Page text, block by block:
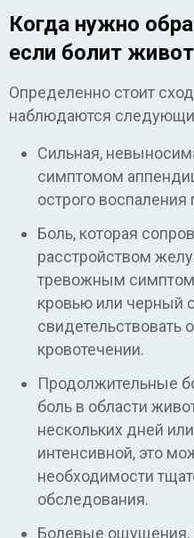
Когда нужно
если болит живот
Определенно стоит
наблюдаются
Сильная,
симптомом
острого
Боль, которая
расстройством
тревожным
кровью или черный
свидетельствовать
кровотечении.
Продолжительные
боль в области
нескольких дней
интенсивной, это
необходимости
обследования.
Болевые